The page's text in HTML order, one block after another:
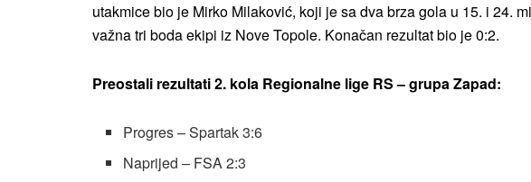
utakmice bio je Mirko Milaković, koji je sa dva brza gola u 15. i 24.
važna tri boda ekipi iz Nove Topole. Konačan rezultat bio je 0:2.
Preostali rezultati 2. kola Regionalne lige RS – grupa Zapad:
Progres – Spartak 3:6
Naprijed – FSA 2:3